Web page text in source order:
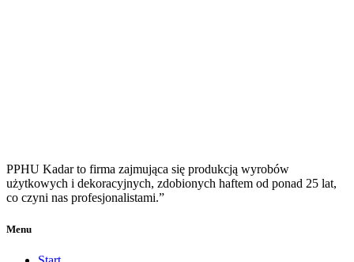
PPHU Kadar to firma zajmująca się produkcją wyrobów
użytkowych i dekoracyjnych, zdobionych haftem od ponad 25 lat,
co czyni nas profesjonalistami.”
Menu